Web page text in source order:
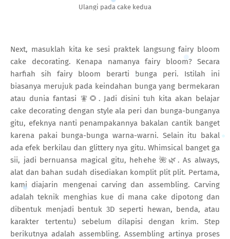
Ulangi pada cake kedua
Next, masuklah kita ke sesi praktek langsung fairy bloom
cake decorating. Kenapa namanya fairy bloom? Secara
harfiah sih fairy bloom berarti bunga peri. Istilah ini
biasanya merujuk pada keindahan bunga yang bermekaran
atau dunia fantasi 🧚🌻. Jadi disini tuh kita akan belajar
cake decorating dengan style ala peri dan bunga-bunganya
gitu, efeknya nanti penampakannya bakalan cantik banget
karena pakai bunga-bunga warna-warni. Selain itu bakal
ada efek berkilau dan glittery nya gitu. Whimsical banget ga
sii, jadi bernuansa magical gitu, hehehe 🌺🌿. As always,
alat dan bahan sudah disediakan komplit plit plit. Pertama,
kami diajarin mengenai carving dan assembling. Carving
adalah teknik menghias kue di mana cake dipotong dan
dibentuk menjadi bentuk 3D seperti hewan, benda, atau
karakter tertentu) sebelum dilapisi dengan krim. Step
berikutnya adalah assembling. Assembling artinya proses